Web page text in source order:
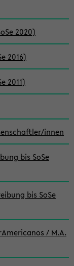
2020)
2016)
2011)
innen
bis SoSe
bis SoSe
/ M.A.